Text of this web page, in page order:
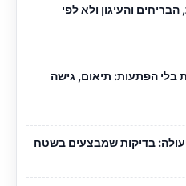
והעיגון ולא לפי
בלי הפתעות: תיאום, גישה
בדיקות שמבצעים בשטח